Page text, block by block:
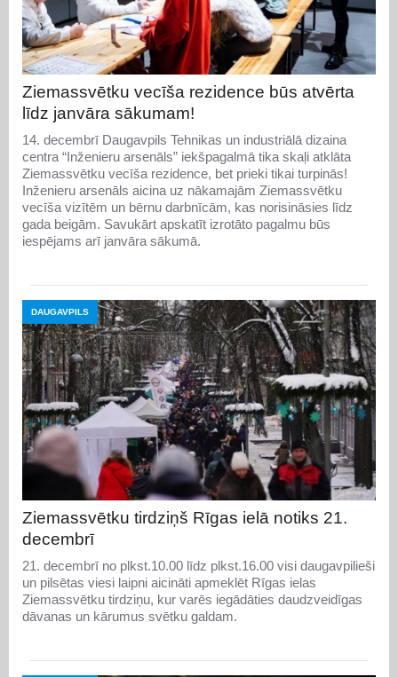
Ziemassvētku vecīša rezidence būs atvērta
līdz janvāra sākumam!
14. decembrī Daugavpils Tehnikas un industriālā dizaina
centra “Inženieru arsenāls” iekšpagalmā tika skaļi atklāta
Ziemassvētku vecīša rezidence, bet prieki tikai turpinās!
Inženieru arsenāls aicina uz nākamajām Ziemassvētku
vecīša vizītēm un bērnu darbnīcām, kas norisināsies līdz
gada beigām. Savukārt apskatīt izrotāto pagalmu būs
iespējams arī janvāra sākumā.
DAUGAVPILS
Ziemassvētku tirdziņš Rīgas ielā notiks 21.
decembrī
21. decembrī no plkst.10.00 līdz plkst.16.00 visi daugavpilieši
un pilsētas viesi laipni aicināti apmeklēt Rīgas ielas
Ziemassvētku tirdziņu, kur varēs iegādāties daudzveidīgas
dāvanas un kārumus svētku galdam.